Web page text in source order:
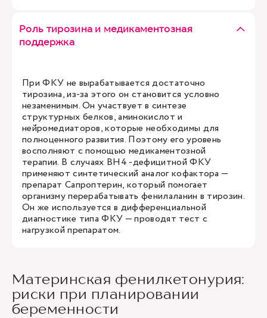
Роль тирозина и медикаментозная
поддержка
При ФКУ не вырабатывается достаточно
тирозина, из-за этого он становится условно
незаменимым. Он участвует в синтезе
структурных белков, аминокислот и
нейромедиаторов, которые необходимы для
полноценного развития. Поэтому его уровень
восполняют с помощью медикаментозной
терапии. В случаях BH4 -дефицитной ФКУ
применяют синтетический аналог кофактора —
препарат Сапроптерин, который помогает
организму перерабатывать фенилаланин в тирозин.
Он же используется в дифференциальной
диагностике типа ФКУ — проводят тест с
нагрузкой препаратом.
Материнская фенилкетонурия:
риски при планировании
беременности